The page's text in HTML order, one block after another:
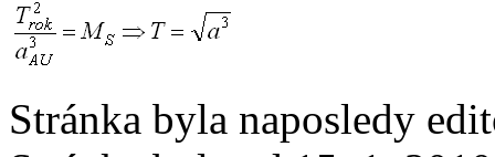
Stránka byla naposledy